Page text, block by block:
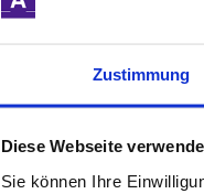
Zustimmung
Diese Webseite
Sie können Ihre